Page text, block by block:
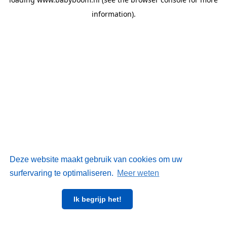
Deze website maakt gebruik van cookies om uw
surfervaring te optimaliseren. Meer weten
Ik begrijp het!
information).